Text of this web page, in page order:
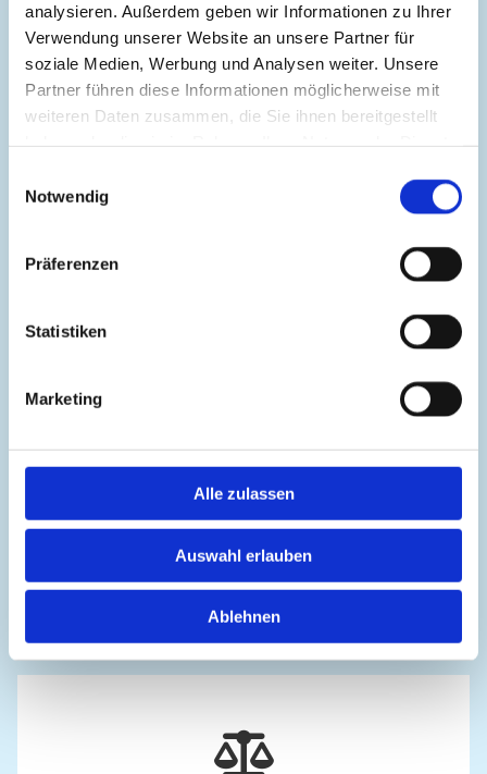
analysieren. Außerdem geben wir Informationen zu Ihrer
Verwendung unserer Website an unsere Partner für
soziale Medien, Werbung und Analysen weiter. Unsere
Partner führen diese Informationen möglicherweise mit
weiteren Daten zusammen, die Sie ihnen bereitgestellt
Notwendig
Präferenzen
Statistiken
Marketing
Alle zulassen
Auswahl erlauben
Ablehnen
Rechtsanwälten, unterstützt von
zuverlässigen Mitarbeiterinnen.
Mehr erfahren
Wir vertreten und unterstützen Sie als
Fachanwälte bzw. Rechtsanwälte in vielen
Rechtsgebieten.